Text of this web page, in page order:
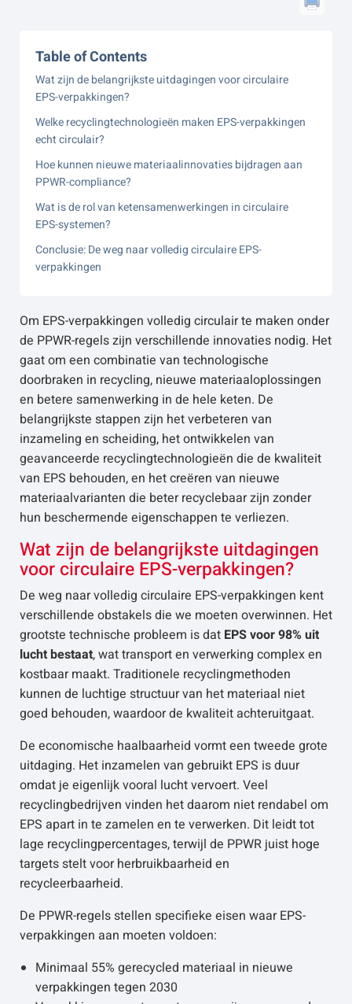
Table of Contents
Wat zijn de belangrijkste uitdagingen voor circulaire
EPS-verpakkingen?
Welke recyclingtechnologieën maken EPS-verpakkingen
echt circulair?
Hoe kunnen nieuwe materiaalinnovaties bijdragen aan
PPWR-compliance?
Wat is de rol van ketensamenwerkingen in circulaire
EPS-systemen?
Conclusie: De weg naar volledig circulaire EPS-
verpakkingen
Om EPS-verpakkingen volledig circulair te maken onder
de PPWR-regels zijn verschillende innovaties nodig. Het
gaat om een combinatie van technologische
doorbraken in recycling, nieuwe materiaaloplossingen
en betere samenwerking in de hele keten. De
belangrijkste stappen zijn het verbeteren van
inzameling en scheiding, het ontwikkelen van
geavanceerde recyclingtechnologieën die de kwaliteit
van EPS behouden, en het creëren van nieuwe
materiaalvarianten die beter recyclebaar zijn zonder
hun beschermende eigenschappen te verliezen.
Wat zijn de belangrijkste uitdagingen
voor circulaire EPS-verpakkingen?
De weg naar volledig circulaire EPS-verpakkingen kent
verschillende obstakels die we moeten overwinnen. Het
grootste technische probleem is dat EPS voor 98% uit
lucht bestaat, wat transport en verwerking complex en
kostbaar maakt. Traditionele recyclingmethoden
kunnen de luchtige structuur van het materiaal niet
goed behouden, waardoor de kwaliteit achteruitgaat.
De economische haalbaarheid vormt een tweede grote
uitdaging. Het inzamelen van gebruikt EPS is duur
omdat je eigenlijk vooral lucht vervoert. Veel
recyclingbedrijven vinden het daarom niet rendabel om
EPS apart in te zamelen en te verwerken. Dit leidt tot
lage recyclingpercentages, terwijl de PPWR juist hoge
targets stelt voor herbruikbaarheid en
recycleerbaarheid.
De PPWR-regels stellen specifieke eisen waar EPS-
verpakkingen aan moeten voldoen:
Minimaal 55% gerecycled materiaal in nieuwe
verpakkingen tegen 2030